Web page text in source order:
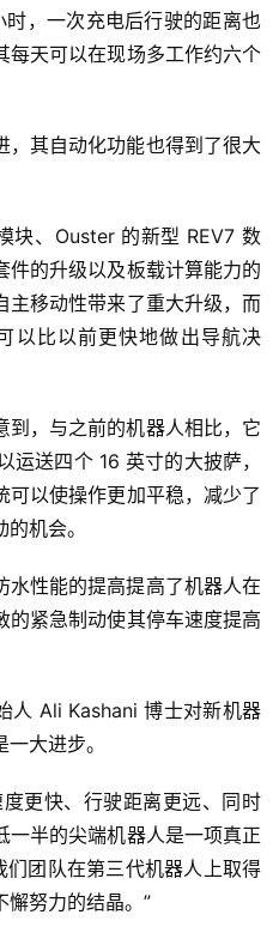
，一次充电后行驶的距离也
每天可以在现场多工作约六个
，其自动化功能也得到了很大
块、Ouster 的新型 REV7 数
件的升级以及板载计算能力的
主移动性带来了重大升级，而
以比以前更快地做出导航决
到，与之前的机器人相比，它
运送四个 16 英寸的大披萨，
以使操作更加平稳，减少了
机会。
水性能的提高提高了机器人在
的紧急制动使其停车速度提高
人 Ali Kashani 博士对新机器
大进步。
更快、行驶距离更远、同时
一半的尖端机器人是一项真正
们团队在第三代机器人上取得
懈努力的结晶。”